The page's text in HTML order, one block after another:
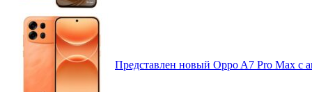
Представлен новый Oppo A7 Pro Max с